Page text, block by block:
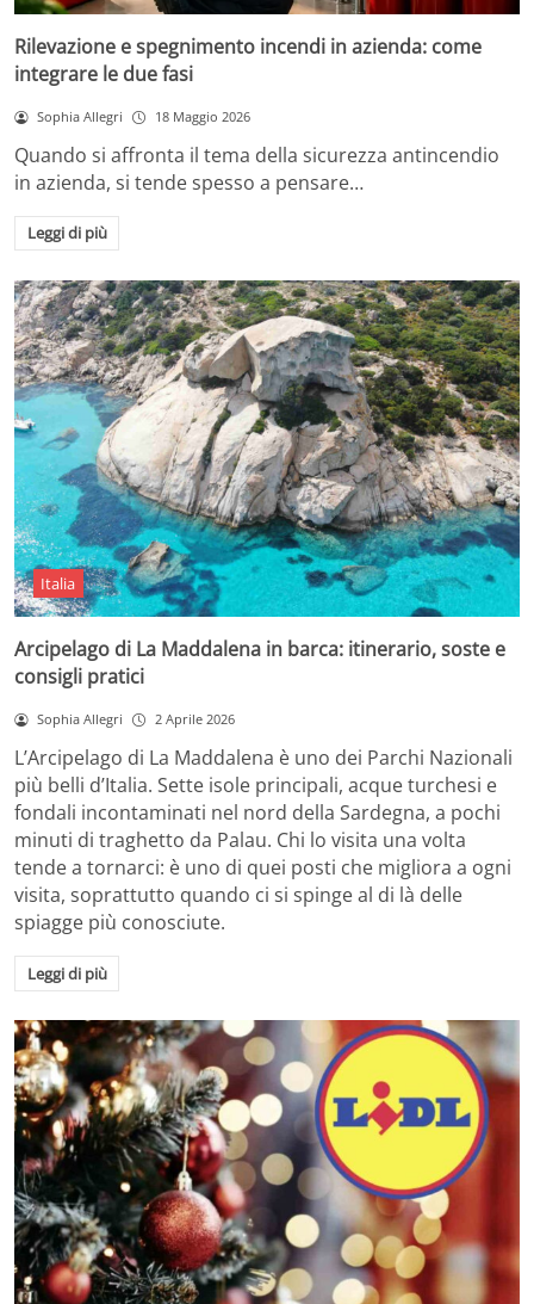
Rilevazione e spegnimento incendi in azienda: come
integrare le due fasi
Sophia Allegri 18 Maggio 2026
Quando si affronta il tema della sicurezza antincendio
in azienda, si tende spesso a pensare…
Leggi di più
Italia
Arcipelago di La Maddalena in barca: itinerario, soste e
consigli pratici
Sophia Allegri 2 Aprile 2026
L’Arcipelago di La Maddalena è uno dei Parchi Nazionali
più belli d’Italia. Sette isole principali, acque turchesi e
fondali incontaminati nel nord della Sardegna, a pochi
minuti di traghetto da Palau. Chi lo visita una volta
tende a tornarci: è uno di quei posti che migliora a ogni
visita, soprattutto quando ci si spinge al di là delle
spiagge più conosciute.
Leggi di più